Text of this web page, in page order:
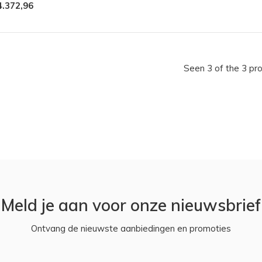
Seen 3 of the 3
Meld je aan voor onze nieuwsbrief
Ontvang de nieuwste aanbiedingen en promoties